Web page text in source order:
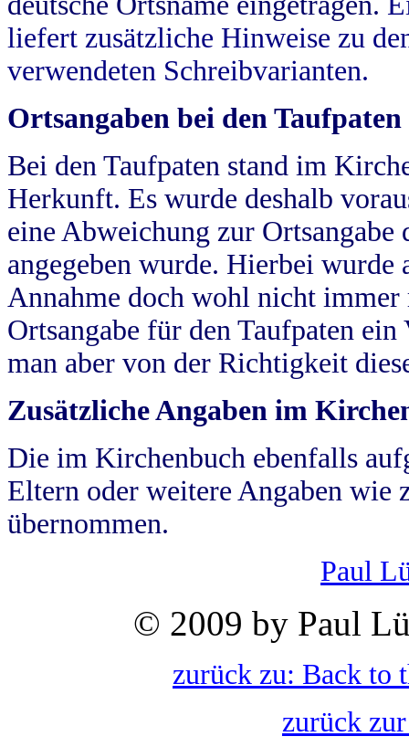
liefert zusätzliche Hinweise zu
verwendeten Schreibvarianten.
Ortsangaben bei den Taufpaten
Bei den Taufpaten stand im
Herkunft. Es wurde deshalb
eine Abweichung zur
angegeben wurde. Hierbei wurde
Annahme doch wohl nicht
Ortsangabe für den Taufpaten
man aber von der Richtigkeit
Zusätzliche Angaben im
Die im Kirchenbuch ebenfalls
Eltern oder weitere Angaben wie
übernommen.
Paul
© 2009 by Paul
zurück zu: Back to
zurück